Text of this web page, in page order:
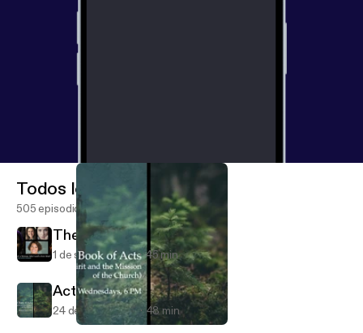
Todos los episodios
505 episodios
The Bleeding Woman
1 de sep de 2024 45 min
Acts 2:14-40 Part I
24 de jul de 2024 48 min